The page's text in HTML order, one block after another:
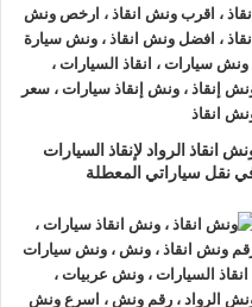
سيارات في المحورلسحب و
أو وكيل معتمد ، أتصل بنا
ونش انقاذ في المحور
01063144040
–
يصلك ونش انقاذ سيارات
والراحة.
انقاذ الرواد لإنقاذ السيارات
نقل سياراتي المعطلة